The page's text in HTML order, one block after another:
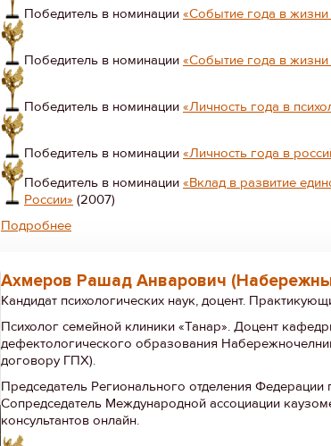
Победитель в номинации «Событие года в
Победитель в номинации «Событие года в
Победитель в номинации «Личность года в
Победитель в номинации «Личность года в
Победитель в номинации «Вклад в развитие
России» (2007)
Подробнее
Ахмеров Рашад Анварович
Кандидат психологических наук, доцент.
Психолог семейной клиники «Танар». Доцент
дефектологического образования
договору ГПХ).
Председатель Регионального отделения Федерации
Сопредседатель Международной ассоциации
консультантов онлайн.